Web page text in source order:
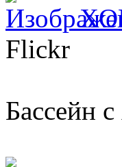
Flickr
Бассейн